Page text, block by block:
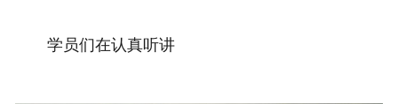
学员们在认真听讲